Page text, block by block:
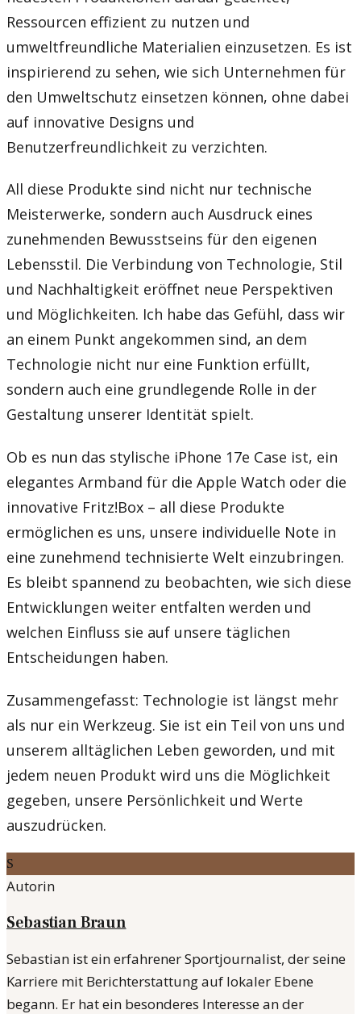
Ressourcen effizient zu nutzen und
umweltfreundliche Materialien einzusetzen. Es ist
inspirierend zu sehen, wie sich Unternehmen für
den Umweltschutz einsetzen können, ohne dabei
auf innovative Designs und
Benutzerfreundlichkeit zu verzichten.
All diese Produkte sind nicht nur technische
Meisterwerke, sondern auch Ausdruck eines
zunehmenden Bewusstseins für den eigenen
Lebensstil. Die Verbindung von Technologie, Stil
und Nachhaltigkeit eröffnet neue Perspektiven
und Möglichkeiten. Ich habe das Gefühl, dass wir
an einem Punkt angekommen sind, an dem
Technologie nicht nur eine Funktion erfüllt,
sondern auch eine grundlegende Rolle in der
Gestaltung unserer Identität spielt.
Ob es nun das stylische iPhone 17e Case ist, ein
elegantes Armband für die Apple Watch oder die
innovative Fritz!Box – all diese Produkte
ermöglichen es uns, unsere individuelle Note in
eine zunehmend technisierte Welt einzubringen.
Es bleibt spannend zu beobachten, wie sich diese
Entwicklungen weiter entfalten werden und
welchen Einfluss sie auf unsere täglichen
Entscheidungen haben.
Zusammengefasst: Technologie ist längst mehr
als nur ein Werkzeug. Sie ist ein Teil von uns und
unserem alltäglichen Leben geworden, und mit
jedem neuen Produkt wird uns die Möglichkeit
gegeben, unsere Persönlichkeit und Werte
auszudrücken.
S
Autorin
Sebastian Braun
Sebastian ist ein erfahrener Sportjournalist, der seine
Karriere mit Berichterstattung auf lokaler Ebene
begann. Er hat ein besonderes Interesse an der